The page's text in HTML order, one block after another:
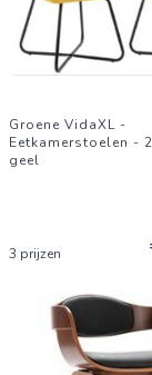
Groene VidaXL -
Eetkamerstoelen -
geel
3 prijzen